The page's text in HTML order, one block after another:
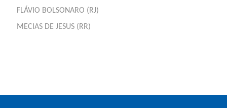
FLÁVIO BOLSONARO (RJ)
MECIAS DE JESUS (RR)